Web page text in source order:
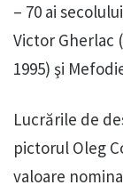
– 70 ai
Victor Gherlac
1995) şi
Lucrările de
pictorul Oleg
valoare